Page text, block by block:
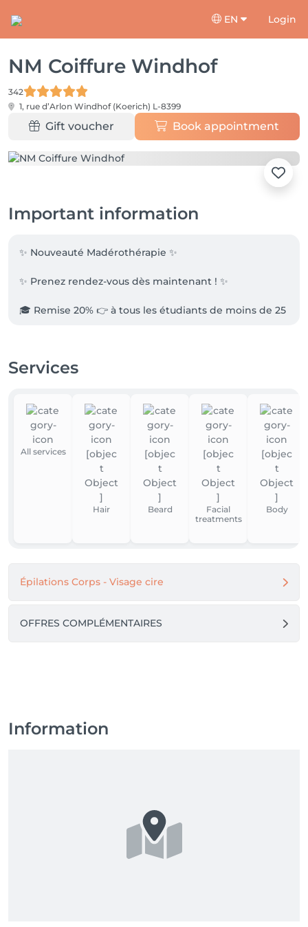
EN Login
NM Coiffure Windhof
342
1, rue d’Arlon Windhof (Koerich) L-8399
Gift voucher Book appointment
Important information
✨ Nouveauté Madérothérapie ✨
✨ Prenez rendez-vous dès maintenant ! ✨
🎓 Remise 20% 👉 à tous les étudiants de moins de 25
étudiante en cours de validité).
réalisation d'un forfait incluant un soin.
🛍️ Remise 20% 👉 sur tous les produits pour toute
réalisation d'un forfait incluant deux soins.
Services
All services
Hair Beard
Facial
treatments
Body
Épilations Corps - Visage cire
OFFRES COMPLÉMENTAIRES
Information